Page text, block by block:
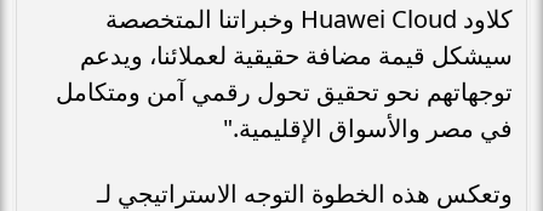
كلاود Huawei Cloud وخبراتنا المتخصصة
سيشكل قيمة مضافة حقيقية لعملائنا، ويدعم
توجهاتهم نحو تحقيق تحول رقمي آمن ومتكامل
في مصر والأسواق الإقليمية."
وتعكس هذه الخطوة التوجه الاستراتيجي لـ